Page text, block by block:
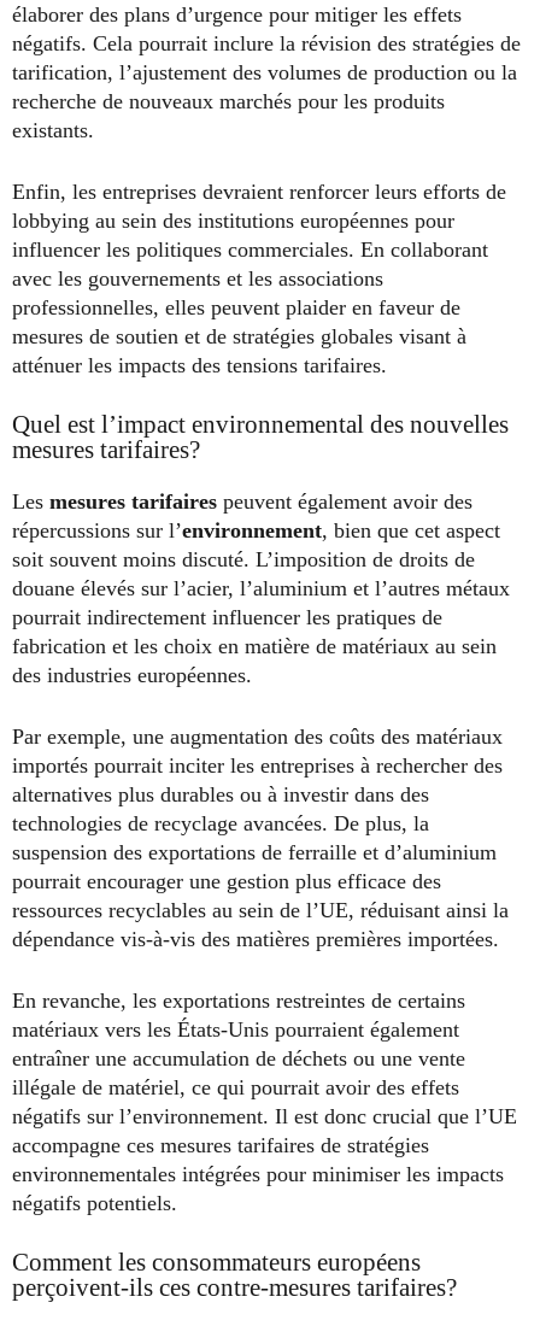
élaborer des plans d’urgence pour mitiger les effets
négatifs. Cela pourrait inclure la révision des stratégies de
tarification, l’ajustement des volumes de production ou la
recherche de nouveaux marchés pour les produits
existants.
Enfin, les entreprises devraient renforcer leurs efforts de
lobbying au sein des institutions européennes pour
influencer les politiques commerciales. En collaborant
avec les gouvernements et les associations
professionnelles, elles peuvent plaider en faveur de
mesures de soutien et de stratégies globales visant à
atténuer les impacts des tensions tarifaires.
Quel est l’impact environnemental des nouvelles
mesures tarifaires?
Les mesures tarifaires peuvent également avoir des
répercussions sur l’environnement, bien que cet aspect
soit souvent moins discuté. L’imposition de droits de
douane élevés sur l’acier, l’aluminium et l’autres métaux
pourrait indirectement influencer les pratiques de
fabrication et les choix en matière de matériaux au sein
des industries européennes.
Par exemple, une augmentation des coûts des matériaux
importés pourrait inciter les entreprises à rechercher des
alternatives plus durables ou à investir dans des
technologies de recyclage avancées. De plus, la
suspension des exportations de ferraille et d’aluminium
pourrait encourager une gestion plus efficace des
ressources recyclables au sein de l’UE, réduisant ainsi la
dépendance vis-à-vis des matières premières importées.
En revanche, les exportations restreintes de certains
matériaux vers les États-Unis pourraient également
entraîner une accumulation de déchets ou une vente
illégale de matériel, ce qui pourrait avoir des effets
négatifs sur l’environnement. Il est donc crucial que l’UE
accompagne ces mesures tarifaires de stratégies
environnementales intégrées pour minimiser les impacts
négatifs potentiels.
Comment les consommateurs européens
perçoivent-ils ces contre-mesures tarifaires?